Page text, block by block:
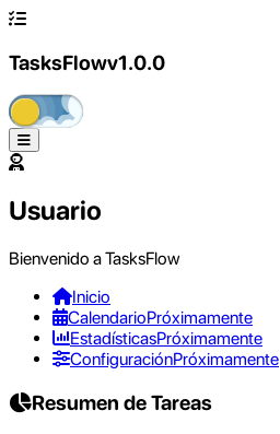
TasksFlowv1.0.0
Usuario
Bienvenido a TasksFlow
Inicio
CalendarioPróximamente
EstadísticasPróximamente
ConfiguraciónPróximamente
Resumen de Tareas